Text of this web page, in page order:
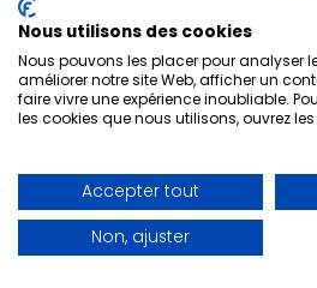
Nous utilisons des cookies
Nous pouvons les placer pour analyser
améliorer notre site Web, afficher un
faire vivre une expérience inoubliable.
les cookies que nous utilisons, ouvrez
Accepter tout
Non, ajuster